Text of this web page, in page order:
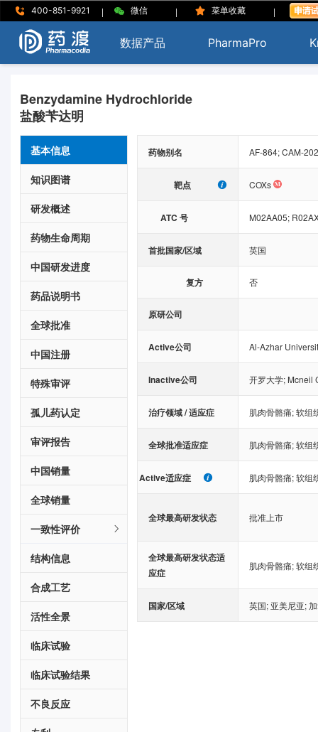
400-851-9921 | 微信 | 菜单收藏 |
数据产品 PharmaPro
Benzydamine Hydrochloride
盐酸苄达明
基本信息
知识图谱
研发概述
药物生命周期
中国研发进度
药品说明书
全球批准
中国注册
特殊审评
孤儿药认定
审评报告
中国销量
全球销量
一致性评价
结构信息
合成工艺
活性全景
临床试验
临床试验结果
不良反应
药物别名 AF-864; CAM-
靶点 COXs
ATC 号 M02AA05;
首批国家/区域 英国
复方 否
原研公司
Active公司 Al-Azhar
Inactive公司 开罗大学; Mcneil
治疗领域 / 适应症 肌肉骨骼痛;软组
全球批准适应症 肌肉骨骼痛;软组
Active适应症 肌肉骨骼痛;软组
全球最高研发状态 批准上市
全球最高研发状态适
应症
肌肉骨骼痛;软组
国家/区域 英国; 亚美尼亚;